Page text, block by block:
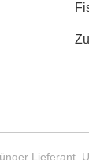
Lieferant.